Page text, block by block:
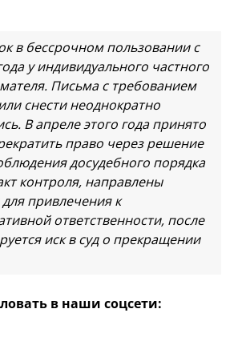
в бессрочном пользовании с
у индивидуального частного
Письма с требованием
снести неоднократно
В апреле этого года принято
право через решение
досудебного порядка
контроля, направлены
привлечения к
ответственности, после
иск в суд о прекращении
в наши соцсети: